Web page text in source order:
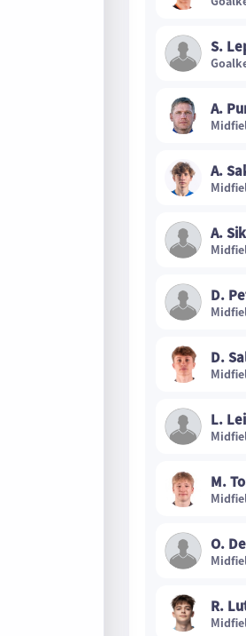
S.
A.
A.
A.
D.
D.
L.
M.
O.
R.